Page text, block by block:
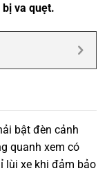
va quẹt.
bật đèn cảnh
quanh xem có
lùi xe khi đảm bảo